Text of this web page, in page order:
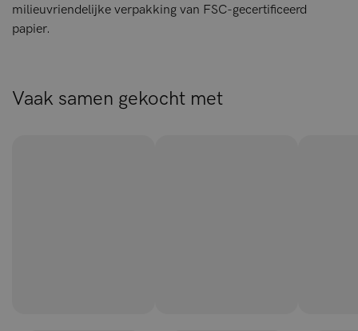
milieuvriendelijke verpakking van FSC-gecertificeerd
papier.
Vaak samen gekocht met